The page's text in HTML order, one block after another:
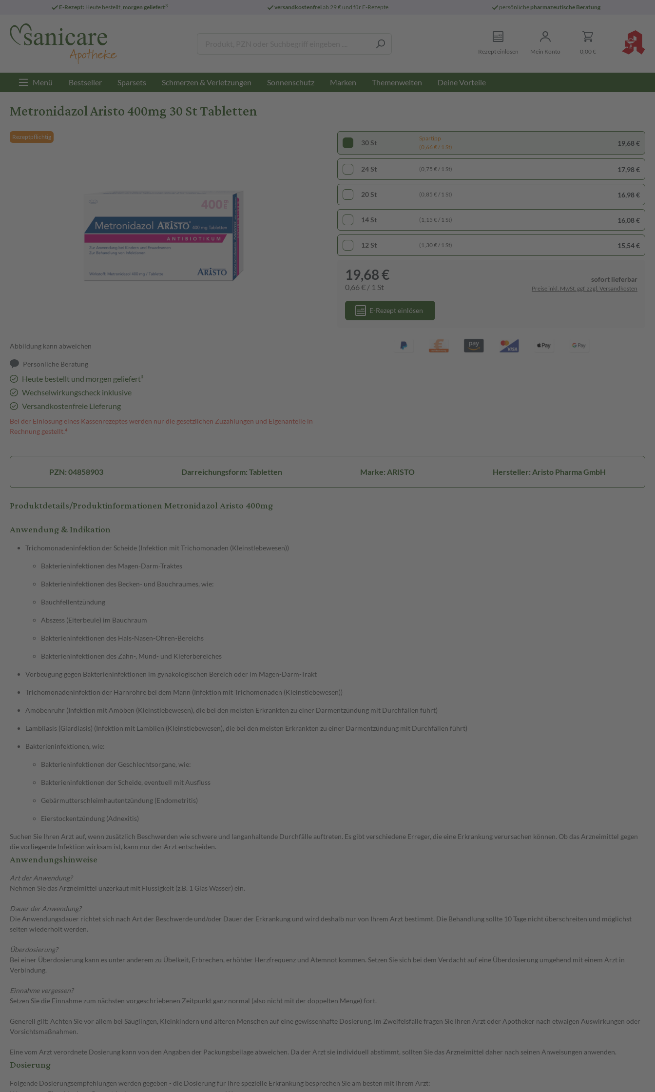
E-Rezept: Heute bestellt, morgen geliefert3 versandkostenfreiab 29 € und für E-Rezepte persönliche pharmazeutische Beratung
Rezept einlösen Mein Konto 0,00 €
Menü Bestseller Sparsets Schmerzen & Verletzungen Sonnenschutz Marken Themenwelten Deine Vorteile
Metronidazol Aristo 400mg 30 St Tabletten
Rezeptpflichtig
Abbildung kann abweichen
Persönliche Beratung
Heute bestellt und morgen geliefert³
Wechselwirkungscheck inklusive
Versandkostenfreie Lieferung
Bei der Einlösung eines Kassenrezeptes werden nur die gesetzlichen Zuzahlungen und Eigenanteile in
Rechnung gestellt.⁴
30 St
Spartipp
(0,66 € / 1 St)
19,68 €
24 St (0,75 € / 1 St) 17,98 €
20 St (0,85 € / 1 St) 16,98 €
14 St (1,15 € / 1 St) 16,08 €
12 St (1,30 € / 1 St) 15,54 €
19,68 €
0,66 € / 1 St
sofort lieferbar
Preise inkl. MwSt. ggf. zzgl. Versandkosten
E-Rezept einlösen
PZN: 04858903 Darreichungsform: Tabletten Marke: ARISTO Hersteller: Aristo Pharma GmbH
Produktdetails/Produktinformationen Metronidazol Aristo 400mg
Anwendung & Indikation
Trichomonadeninfektion der Scheide (Infektion mit Trichomonaden (Kleinstlebewesen))
Bakterieninfektionen des Magen-Darm-Traktes
Bakterieninfektionen des Becken- und Bauchraumes, wie:
Bauchfellentzündung
Abszess (Eiterbeule) im Bauchraum
Bakterieninfektionen des Hals-Nasen-Ohren-Bereichs
Bakterieninfektionen des Zahn-, Mund- und Kieferbereiches
Vorbeugung gegen Bakterieninfektionen im gynäkologischen Bereich oder im Magen-Darm-Trakt
Trichomonadeninfektion der Harnröhre bei dem Mann (Infektion mit Trichomonaden (Kleinstlebewesen))
Amöbenruhr (Infektion mit Amöben (Kleinstlebewesen), die bei den meisten Erkrankten zu einer Darmentzündung mit Durchfällen führt)
Lambliasis (Giardiasis) (Infektion mit Lamblien (Kleinstlebewesen), die bei den meisten Erkrankten zu einer Darmentzündung mit Durchfällen führt)
Bakterieninfektionen, wie:
Bakterieninfektionen der Geschlechtsorgane, wie:
Bakterieninfektionen der Scheide, eventuell mit Ausfluss
Gebärmutterschleimhautentzündung (Endometritis)
Eierstockentzündung (Adnexitis)
Suchen Sie Ihren Arzt auf, wenn zusätzlich Beschwerden wie schwere und langanhaltende Durchfälle auftreten. Es gibt verschiedene Erreger, die eine Erkrankung verursachen können. Ob das Arzneimittel gegen
die vorliegende Infektion wirksam ist, kann nur der Arzt entscheiden.
Anwendungshinweise
Art der Anwendung?
Nehmen Sie das Arzneimittel unzerkaut mit Flüssigkeit (z.B. 1 Glas Wasser) ein.
Dauer der Anwendung?
Die Anwendungsdauer richtet sich nach Art der Beschwerde und/oder Dauer der Erkrankung und wird deshalb nur von Ihrem Arzt bestimmt. Die Behandlung sollte 10 Tage nicht überschreiten und möglichst
selten wiederholt werden.
Überdosierung?
Bei einer Überdosierung kann es unter anderem zu Übelkeit, Erbrechen, erhöhter Herzfrequenz und Atemnot kommen. Setzen Sie sich bei dem Verdacht auf eine Überdosierung umgehend mit einem Arzt in
Verbindung.
Einnahme vergessen?
Setzen Sie die Einnahme zum nächsten vorgeschriebenen Zeitpunkt ganz normal (also nicht mit der doppelten Menge) fort.
Generell gilt: Achten Sie vor allem bei Säuglingen, Kleinkindern und älteren Menschen auf eine gewissenhafte Dosierung. Im Zweifelsfalle fragen Sie Ihren Arzt oder Apotheker nach etwaigen Auswirkungen oder
Vorsichtsmaßnahmen.
Eine vom Arzt verordnete Dosierung kann von den Angaben der Packungsbeilage abweichen. Da der Arzt sie individuell abstimmt, sollten Sie das Arzneimittel daher nach seinen Anweisungen anwenden.
Dosierung
Folgende Dosierungsempfehlungen werden gegeben - die Dosierung für Ihre spezielle Erkrankung besprechen Sie am besten mit Ihrem Arzt: